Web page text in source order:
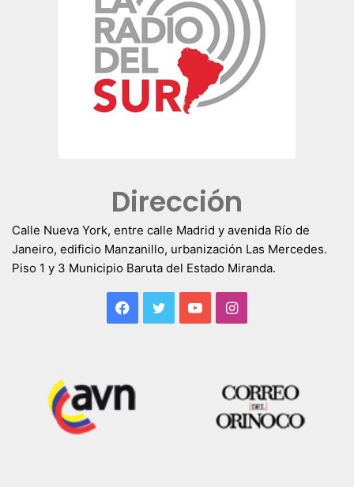
Dirección
Calle Nueva York, entre calle Madrid y avenida Río de
Janeiro, edificio Manzanillo, urbanización Las Mercedes.
Piso 1 y 3 Municipio Baruta del Estado Miranda.
Facebook
TwitterYouTubeInstagram